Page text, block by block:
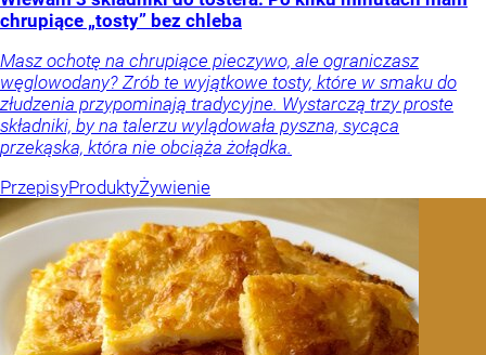
chrupiące „tosty” bez chleba
Masz ochotę na chrupiące pieczywo, ale ograniczasz
węglowodany? Zrób te wyjątkowe tosty, które w smaku do
złudzenia przypominają tradycyjne. Wystarczą trzy proste
składniki, by na talerzu wylądowała pyszna, sycąca
przekąska, która nie obciąża żołądka.
PrzepisyProduktyŻywienie